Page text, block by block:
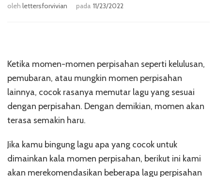
oleh lettersforvivian pada 11/23/2022
Ketika momen-momen perpisahan seperti kelulusan,
pemubaran, atau mungkin momen perpisahan
lainnya, cocok rasanya memutar lagu yang sesuai
dengan perpisahan. Dengan demikian, momen akan
terasa semakin haru.
Jika kamu bingung lagu apa yang cocok untuk
dimainkan kala momen perpisahan, berikut ini kami
akan merekomendasikan beberapa lagu perpisahan